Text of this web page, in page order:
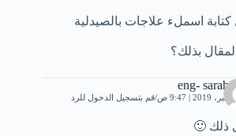
اسملء علاجات بالصيدلية
بذلك؟
eng- sarah
قم بتسجيل الدخول للرد
ذلك 🙂